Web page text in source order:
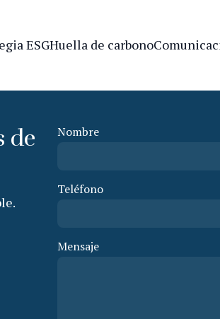
ESGHuella de carbono
de
Nombre
Teléfono
Mensaje